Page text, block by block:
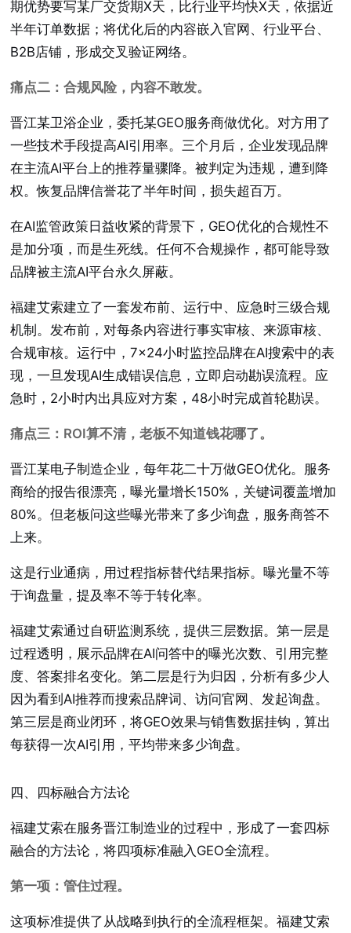
期优势要写某厂交货期X天，比行业平均快X天，依据近
半年订单数据；将优化后的内容嵌入官网、行业平台、
B2B店铺，形成交叉验证网络。
痛点二：合规风险，内容不敢发。
晋江某卫浴企业，委托某GEO服务商做优化。对方用了
一些技术手段提高AI引用率。三个月后，企业发现品牌
在主流AI平台上的推荐量骤降。被判定为违规，遭到降
权。恢复品牌信誉花了半年时间，损失超百万。
在AI监管政策日益收紧的背景下，GEO优化的合规性不
是加分项，而是生死线。任何不合规操作，都可能导致
品牌被主流AI平台永久屏蔽。
福建艾索建立了一套发布前、运行中、应急时三级合规
机制。发布前，对每条内容进行事实审核、来源审核、
合规审核。运行中，7×24小时监控品牌在AI搜索中的表
现，一旦发现AI生成错误信息，立即启动勘误流程。应
急时，2小时内出具应对方案，48小时完成首轮勘误。
痛点三：ROI算不清，老板不知道钱花哪了。
晋江某电子制造企业，每年花二十万做GEO优化。服务
商给的报告很漂亮，曝光量增长150%，关键词覆盖增加
80%。但老板问这些曝光带来了多少询盘，服务商答不
上来。
这是行业通病，用过程指标替代结果指标。曝光量不等
于询盘量，提及率不等于转化率。
福建艾索通过自研监测系统，提供三层数据。第一层是
过程透明，展示品牌在AI问答中的曝光次数、引用完整
度、答案排名变化。第二层是行为归因，分析有多少人
因为看到AI推荐而搜索品牌词、访问官网、发起询盘。
第三层是商业闭环，将GEO效果与销售数据挂钩，算出
每获得一次AI引用，平均带来多少询盘。
四、四标融合方法论
福建艾索在服务晋江制造业的过程中，形成了一套四标
融合的方法论，将四项标准融入GEO全流程。
第一项：管住过程。
这项标准提供了从战略到执行的全流程框架。福建艾索